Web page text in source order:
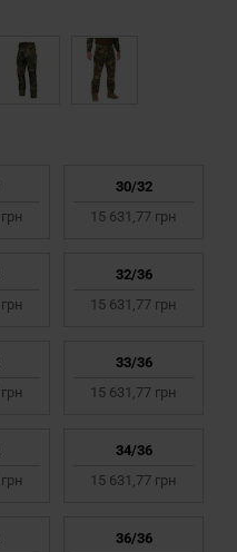
30/32
15 631,77 грн
32/36
15 631,77 грн
33/36
15 631,77 грн
34/36
15 631,77 грн
36/36